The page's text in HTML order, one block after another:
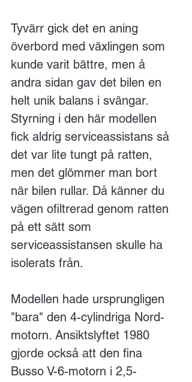
Tyvärr gick det en aning
överbord med växlingen som
kunde varit bättre, men å
andra sidan gav det bilen en
helt unik balans i svängar.
Styrning i den här modellen
fick aldrig serviceassistans så
det var lite tungt på ratten,
men det glömmer man bort
när bilen rullar. Då känner du
vägen ofiltrerad genom ratten
på ett sätt som
serviceassistansen skulle ha
isolerats från.
Modellen hade ursprungligen
"bara" den 4-cylindriga Nord-
motorn. Ansiktslyftet 1980
gjorde också att den fina
Busso V-6-motorn i 2,5-